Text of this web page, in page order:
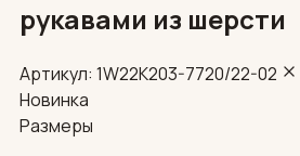
рукавами из шерсти
Артикул: 1W22K203-7720/22-02
Новинка
Размеры